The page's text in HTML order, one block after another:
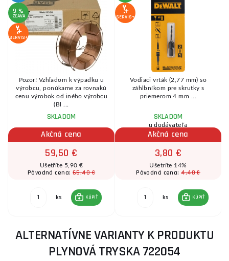
9 %
ZĽAVA
SERVIS+
Pozor! Vzhľadom k výpadku u
výrobcu, ponúkame za rovnakú
cenu výrobok od iného výrobcu
(Bl ...
SKLADOM
Akčná cena
59,50 €
Ušetříte 5,90 €
Pôvodná cena:65,40 €
ks KÚPIŤ
SERVIS+
Vodiaci vrták (2,77 mm) so
záhlbníkom pre skrutky s
priemerom 4 mm ...
SKLADOM
u dodávateľa
Akčná cena
3,80 €
Ušetríte 14%
Pôvodná cena:4,40 €
ks KÚPIŤ
ALTERNATÍVNE VARIANTY K PRODUKTU
PLYNOVÁ TRYSKA 722054